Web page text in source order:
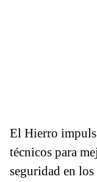
El Hierro
técnicos para
seguridad en